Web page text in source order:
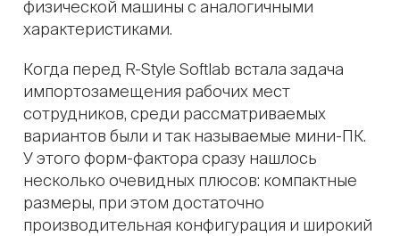
физической машины с аналогичными
характеристиками.
Когда перед R-Style Softlab встала задача
импортозамещения рабочих мест
сотрудников, среди рассматриваемых
вариантов были и так называемые мини-ПК.
У этого форм-фактора сразу нашлось
несколько очевидных плюсов: компактные
размеры, при этом достаточно
производительная конфигурация и широкий